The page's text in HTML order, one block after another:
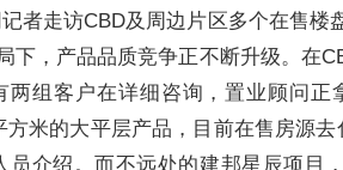
者走访CBD及周边片区多个在售楼
下，产品品质竞争正不断升级。在
组客户在详细咨询，置业顾问
米的大平层产品，目前在售房源
员介绍。而不远处的建邦星辰项目